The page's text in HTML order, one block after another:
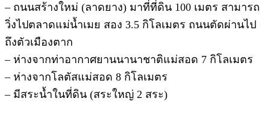
– ถนนสร้างใหม่ (ลาดยาง) มาที่ที่ดิน 100 เมตร สามารถ
วิ่งไปตลาดแม่น้ำเมย สอง 3.5 กิโลเมตร ถนนตัดผ่านไป
ถึงตัวเมืองตาก
– ห่างจากท่าอากาศยานนานาชาติแม่สอด 7 กิโลเมตร
– ห่างจากโลตัสแม่สอด 8 กิโลเมตร
– มีสระน้ำในที่ดิน (สระใหญ่ 2 สระ)